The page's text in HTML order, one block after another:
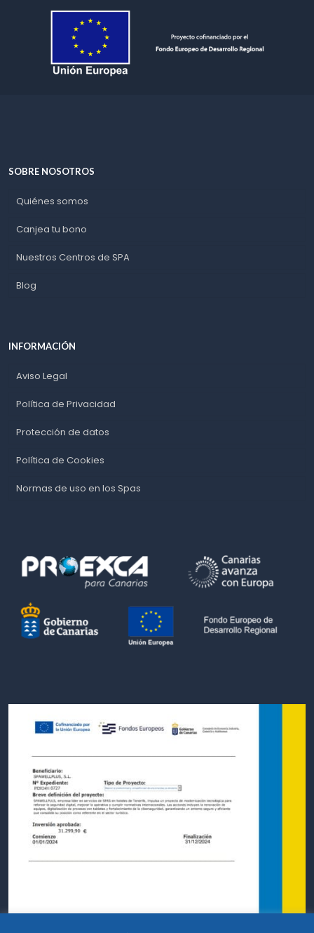
SOBRE NOSOTROS
Quiénes somos
Canjea tu bono
Nuestros Centros de SPA
Blog
INFORMACIÓN
Aviso Legal
Política de Privacidad
Protección de datos
Política de Cookies
Normas de uso en los Spas